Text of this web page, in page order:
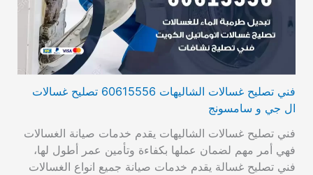
فني تصليح غسالات الشاليهات 60615556 تصليح غسالات
ال جي و سامسونج
فني تصليح غسالات الشاليهات يقدم خدمات صيانة الغسالات
فهي أمر مهم لضمان عملها بكفاءة وتأمين عمر أطول لها،
فني تصليح غسالة يقدم خدمات صيانة جميع انواع الغسالات